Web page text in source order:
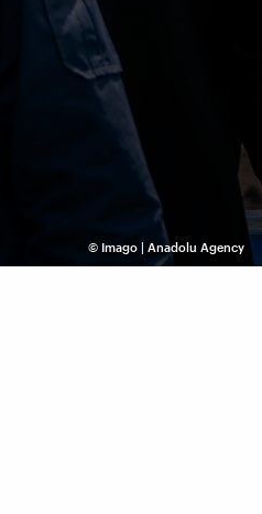
© Imago | Anadolu Agency